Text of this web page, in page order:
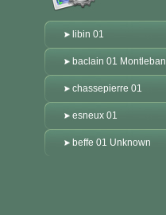
libin 01
baclain 01 Montleban
chassepierre 01
esneux 01
beffe 01 Unknown